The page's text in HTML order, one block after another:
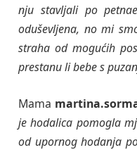
nju stavljali po
oduševljena, no mi
straha od mogućih
prestanu li bebe s
Mama
je hodalica pomogla
od upornog hodanja